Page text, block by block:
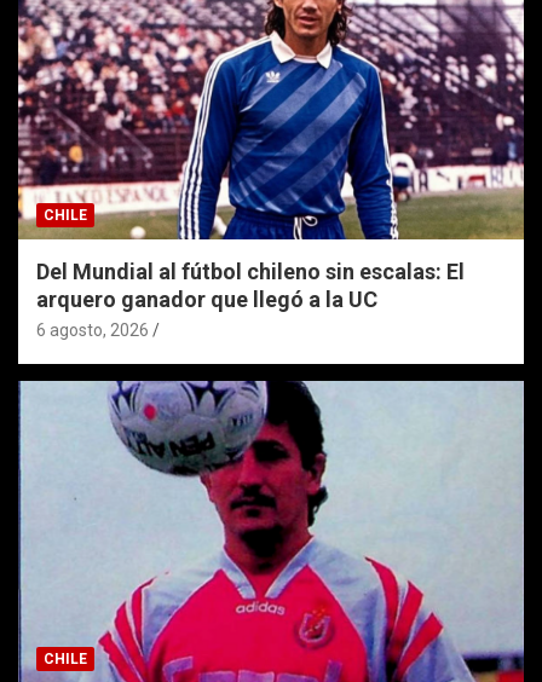
CHILE
Del Mundial al fútbol chileno sin escalas: El
arquero ganador que llegó a la UC
6 agosto, 2026
CHILE